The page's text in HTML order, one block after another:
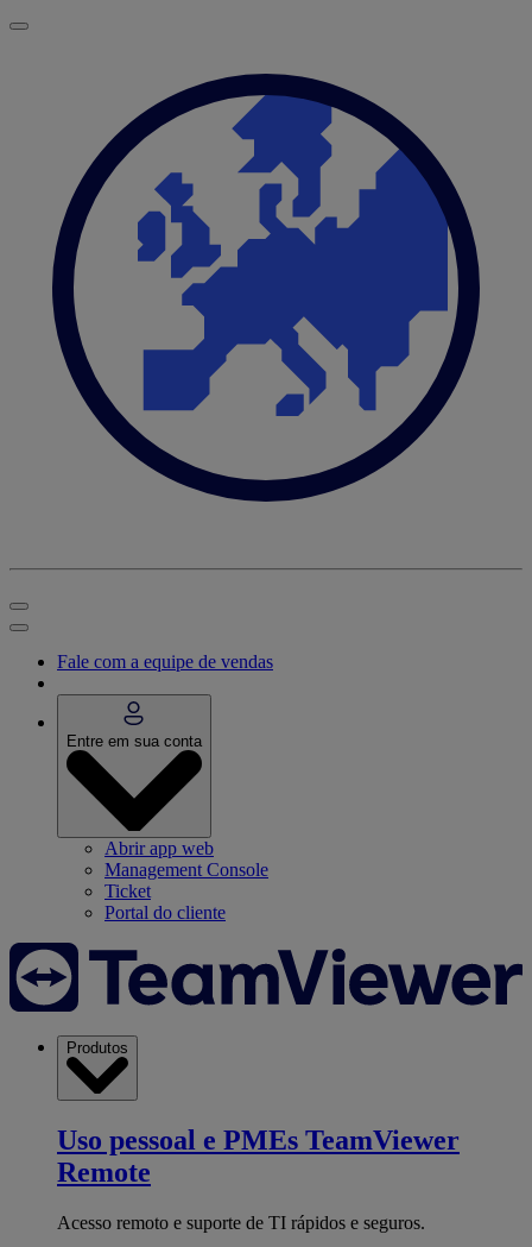
Fale com a equipe de vendas
Entre em sua conta
Abrir app web
Management Console
Ticket
Portal do cliente
Produtos
Uso pessoal e PMEs TeamViewer
Remote
Acesso remoto e suporte de TI rápidos e seguros.